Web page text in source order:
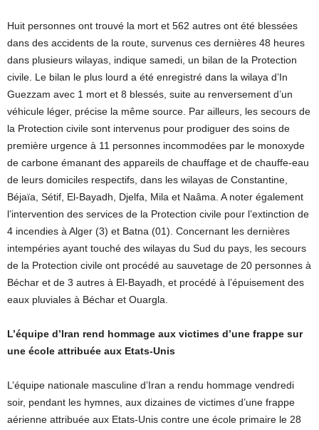
Huit personnes ont trouvé la mort et 562 autres ont été blessées
dans des accidents de la route, survenus ces dernières 48 heures
dans plusieurs wilayas, indique samedi, un bilan de la Protection
civile. Le bilan le plus lourd a été enregistré dans la wilaya d’In
Guezzam avec 1 mort et 8 blessés, suite au renversement d’un
véhicule léger, précise la même source. Par ailleurs, les secours de
la Protection civile sont intervenus pour prodiguer des soins de
première urgence à 11 personnes incommodées par le monoxyde
de carbone émanant des appareils de chauffage et de chauffe-eau
de leurs domiciles respectifs, dans les wilayas de Constantine,
Béjaïa, Sétif, El-Bayadh, Djelfa, Mila et Naâma. A noter également
l’intervention des services de la Protection civile pour l’extinction de
4 incendies à Alger (3) et Batna (01). Concernant les dernières
intempéries ayant touché des wilayas du Sud du pays, les secours
de la Protection civile ont procédé au sauvetage de 20 personnes à
Béchar et de 3 autres à El-Bayadh, et procédé à l’épuisement des
eaux pluviales à Béchar et Ouargla.
L’équipe d’Iran rend hommage aux victimes d’une frappe sur
une école attribuée aux Etats-Unis
L’équipe nationale masculine d’Iran a rendu hommage vendredi
soir, pendant les hymnes, aux dizaines de victimes d’une frappe
aérienne attribuée aux Etats-Unis contre une école primaire le 28